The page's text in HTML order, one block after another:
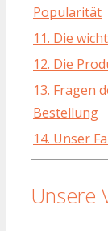
Popularität
11. Die
12. Die
13. Fragen
Bestellung
14. Unser
Unsere